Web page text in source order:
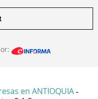
en ANTIOQUIA -